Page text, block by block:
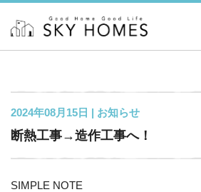
2024年08月15日 | お知らせ
断熱工事→造作工事へ！
SIMPLE NOTE